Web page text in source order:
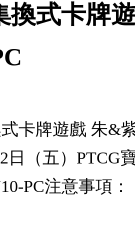
換式卡牌
卡牌遊戲 朱&
日（五）
PC注意事項：